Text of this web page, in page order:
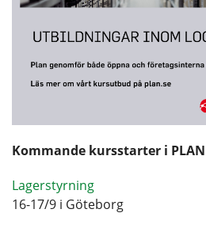
Kommande kursstarter i
Lagerstyrning
16-17/9 i Göteborg